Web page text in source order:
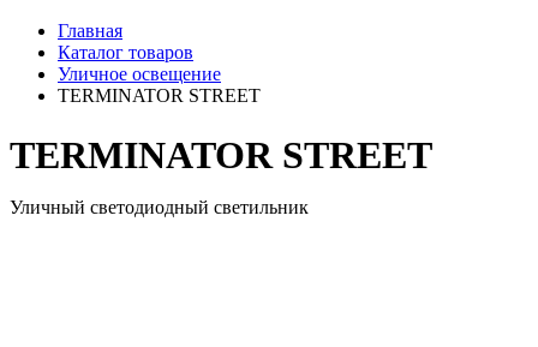
Главная
Каталог товаров
Уличное освещение
TERMINATOR STREET
TERMINATOR STREET
Уличный светодиодный светильник